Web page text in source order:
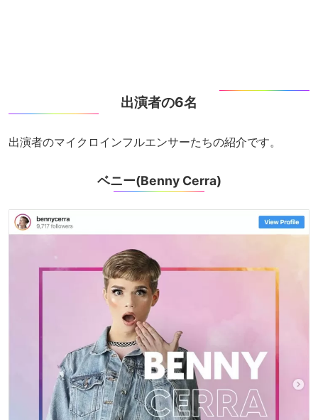
出演者の6名
出演者のマイクロインフルエンサーたちの紹介です。
ベニー(Benny Cerra)